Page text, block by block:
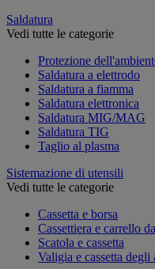
Saldatura
Vedi tutte le categorie
Protezione
Saldatura a elettrodo
Saldatura a fiamma
Saldatura elettronica
Saldatura MIG/MAG
Saldatura TIG
Taglio al plasma
Sistemazione di utensili
Vedi tutte le categorie
Cassetta e borsa
Cassettiera e carrello
Scatola e cassetta
Valigia e cassetta degli